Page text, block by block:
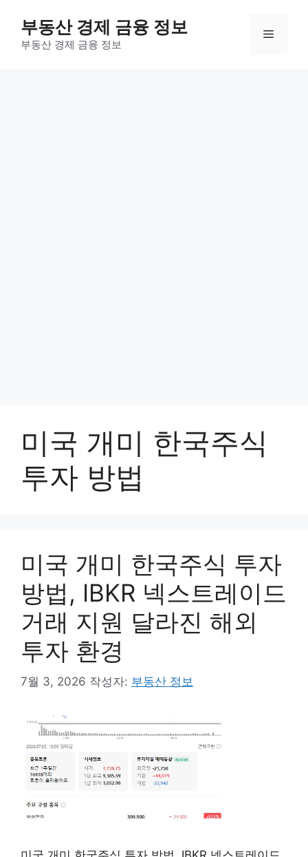
부동산 경제 금융 정보
부동산 경제 금융 정보
메
미국 개미 한국주식
투자 방법
미국 개미 한국주식 투자
방법, IBKR 넥스트레이드
거래 지원 달라진 해외
투자 환경
7월 3, 2026 작성자: 부동산 정보